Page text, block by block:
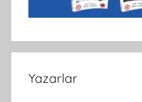
Yazarlar